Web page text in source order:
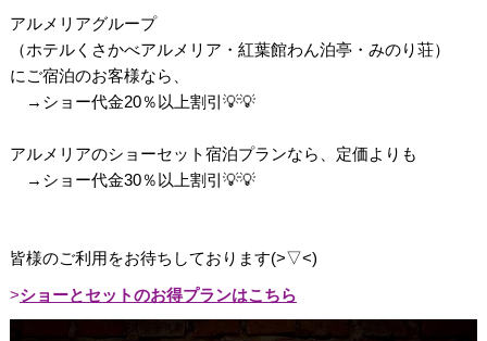
アルメリアグループ
（ホテルくさかべアルメリア・紅葉館わん泊亭・みのり荘）
にご宿泊のお客様なら、
→ショー代金20％以上割引💡💡
アルメリアのショーセット宿泊プランなら、定価よりも
→ショー代金30％以上割引💡💡
皆様のご利用をお待ちしております(>▽<)
ショーとセットのお得プランはこちら